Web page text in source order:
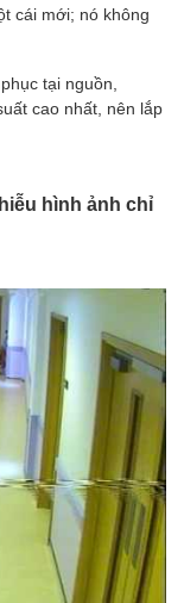
cái mới; nó không
tại nguồn,
cao nhất, nên lắp
hình ảnh chỉ